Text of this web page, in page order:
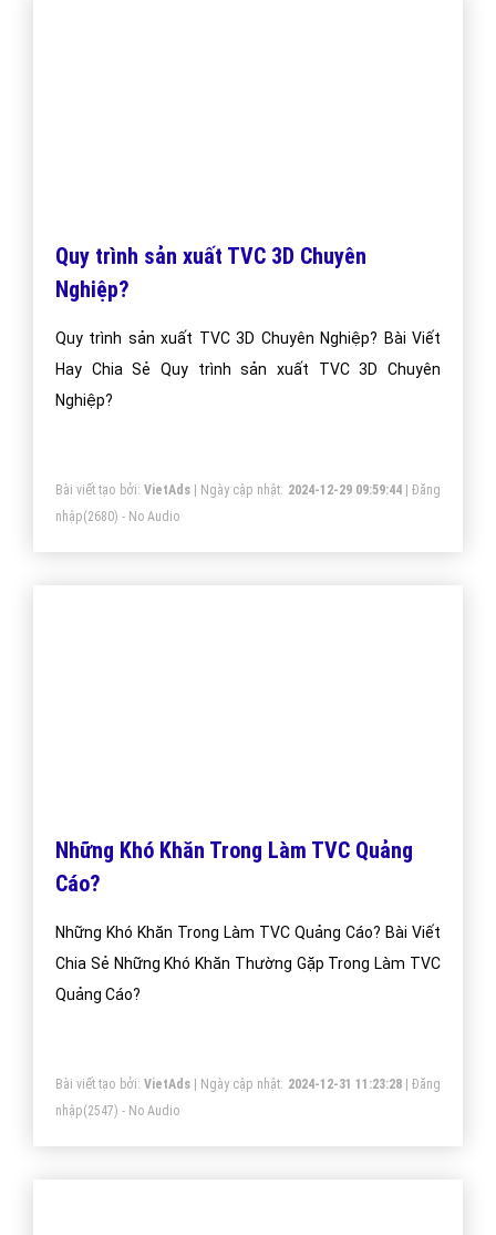
Quy trình sản xuất TVC 3D Chuyên
Nghiệp?
Quy trình sản xuất TVC 3D Chuyên Nghiệp? Bài Viết
Hay Chia Sẻ Quy trình sản xuất TVC 3D Chuyên
Nghiệp?
Bài viết tạo bởi: VietAds| Ngày cập nhật: 2024-12-29 09:59:44|Đăng
nhập(2680) - No Audio
Những Khó Khăn Trong Làm TVC Quảng
Cáo?
Những Khó Khăn Trong Làm TVC Quảng Cáo? Bài Viết
Chia Sẻ Những Khó Khăn Thường Gặp Trong Làm TVC
Quảng Cáo?
Bài viết tạo bởi: VietAds| Ngày cập nhật: 2024-12-31 11:23:28|Đăng
nhập(2547) - No Audio